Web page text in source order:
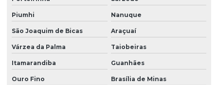
Piumhi Nanuque
São Joaquim de Bicas Araçuaí
Várzea da Palma Taiobeiras
Itamarandiba Guanhães
Ouro Fino Brasília de Minas